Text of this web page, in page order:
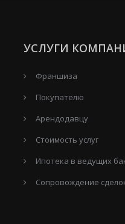
УСЛУГИ
Франшиза
Покупателю
Арендодавцу
Стоимость услуг
Ипотека в ведущих
Сопровождение